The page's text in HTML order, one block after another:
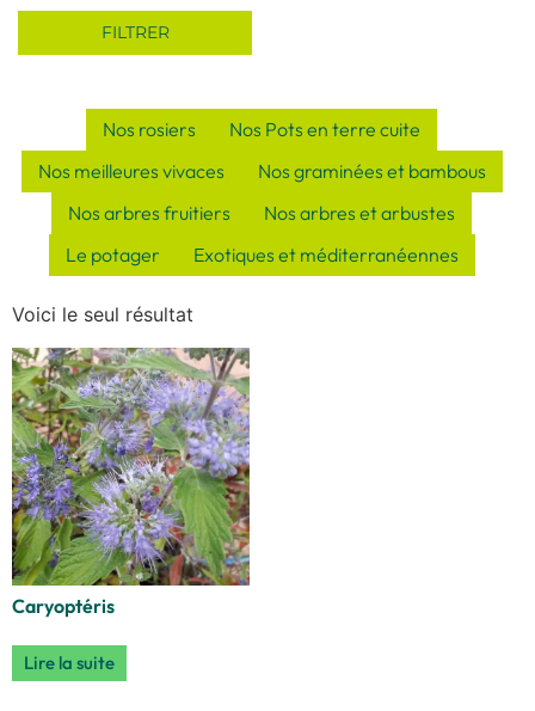
FILTRER
Nos rosiers
Nos Pots en terre cuite
Nos meilleures vivaces
Nos graminées et bambous
Nos arbres fruitiers
Nos arbres et arbustes
Le potager
Exotiques et méditerranéennes
Voici le seul résultat
Caryoptéris
Lire la suite